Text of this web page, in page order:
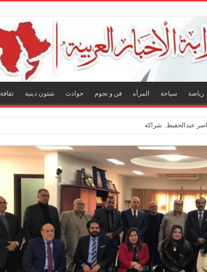
رياضة سياحة المرأه فن و نجوم حوادث شئون دينية ثقافة
عبدالحفيظ.. شراكة فنية ترسم ملامح مستقبل الكليب الغنائي في “مين